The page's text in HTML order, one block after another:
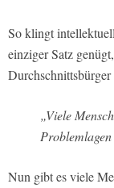
So klingt
einziger Satz
Durchschnittsbürger
„Viele
Nun gibt es viele